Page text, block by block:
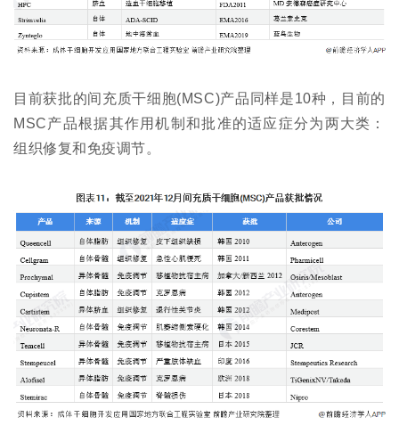
目前获批的间充质干细胞(MSC)产品同样是10种，目前的
MSC产品根据其作用机制和批准的适应症分为两大类：
组织修复和免疫调节。